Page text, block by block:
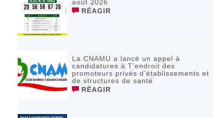
août 2026
RÉAGIR
La CNAMU a lancé un appel à
candidatures à T’endroit des
promoteurs privés d’établissements et
de structures de santé
RÉAGIR